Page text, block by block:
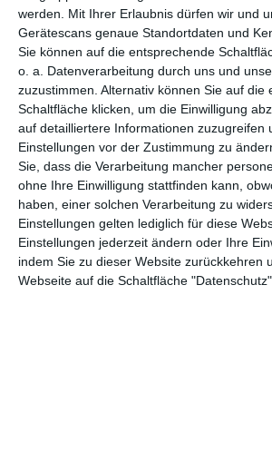
werden. Mit Ihrer Erlaubnis dürfen wir und
Gerätescans genaue Standortdaten und
Sie können auf die entsprechende
o. a. Datenverarbeitung durch uns und
zuzustimmen. Alternativ können Sie auf die
Schaltfläche klicken, um die Einwilligung
auf detailliertere Informationen zuzugreifen
Einstellungen vor der Zustimmung zu
Sie, dass die Verarbeitung mancher
ohne Ihre Einwilligung stattfinden kann,
haben, einer solchen Verarbeitung zu
Einstellungen gelten lediglich für diese
Einstellungen jederzeit ändern oder Ihre
indem Sie zu dieser Website zurückkehren
Webseite auf die Schaltfläche
Keyser Soze auf die eine oder andere
gebracht haben, weshalb der aus
Mafiaboss jetzt für ein
einfordert.
Obwohl die Zusammenfassung vermuten
hauptsächlich um irgendwelche
dem überhaupt nicht so. Singer baut
mit Dialog auf. Zum einen
untereinander sehr gerne, dessen Art
ausPulp Fictionerinnert, zum anderen
primär von Verbal Kint aus der
der soeben auf dem Polizeirevier von
wird.